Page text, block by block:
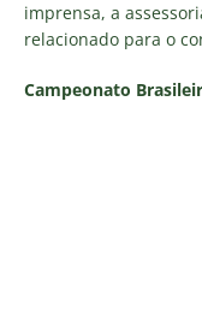
imprensa, a
relacionado para o
Campeonato